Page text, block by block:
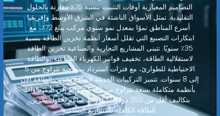
التصاميم المعيارية أوقات التثبيت بنسبة 75٪ مقارنة بالحلول
التقليدية. تمثل الأسواق الناشئة في الشرق الأوسط وإفريقيا
أسرع المناطق نموًا بمعدل نمو سنوي مركب يبلغ 72٪، مع
ابتكارات التصنيع التي تقلل أسعار أنظمة تخزين الطاقة بنسبة
35٪ سنويًا. تتبنى المشاريع التجارية والصناعية تخزين الطاقة
لاستقلالية الطاقة، تخفيف فواتير الكهرباء الصناعية، والطاقة
الاحتياطية للطوارئ، مع فترات استرداد نموذجية تتراوح من 5
إلى 8 سنوات. تتميز التركيبات الحديثة لأنظمة تخزين الطاقة الآن
بأنظمة متكاملة بسعة تتراوح من 80 كيلوواط إلى 8 ميجاواط
بتكاليف أقل من 350 دولارًا/كيلوواط ساعة لحلول تخزين
الطاقة الكاملة للمشاريع الصناعية.